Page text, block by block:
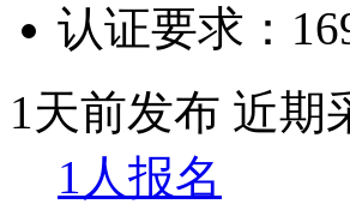
认证要求：
1天前发布 近期
1人报名